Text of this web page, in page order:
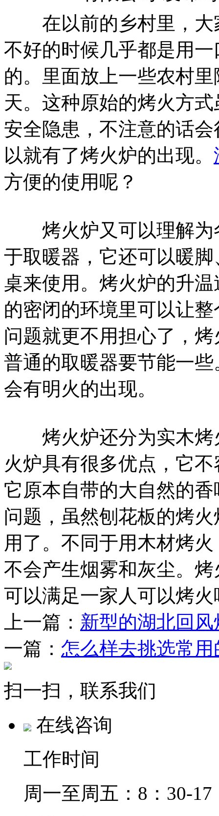
在以前的乡村里，大
不好的时候几乎都是用
的。里面放上一些农村
天。这种原始的烤火方
安全隐患，不注意的话
以就有了烤火炉的出现。
方便的使用呢？
烤火炉又可以理解为
于取暖器，它还可以暖
桌来使用。烤火炉的升
的密闭的环境里可以让
问题就更不用担心了，
普通的取暖器要节能一
会有明火的出现。
烤火炉还分为实木烤
火炉具有很多优点，它
它原本自带的大自然的
问题，虽然刨花板的烤
用了。不同于用木材烤
不会产生烟雾和灰尘。
可以满足一家人可以烤
上一篇： 新型的湖北回
一篇： 怎么样去挑选常
扫一扫，联系我们
在线咨询
工作时间
周一至周五：8：30-17